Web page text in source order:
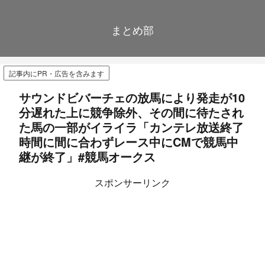
まとめ部
記事内にPR・広告を含みます
サウンドビバーチェの放馬により発走が10
分遅れた上に競争除外、その間に待たされ
た馬の一部がイライラ「カンテレ放送終了
時間に間に合わずレース中にCMで競馬中
継が終了」#競馬オークス
スポンサーリンク